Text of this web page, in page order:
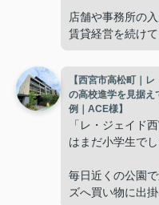
掃除や管理の負
インフィニティ
ークナード西宮
先とのスケジュ
してくださいまし
販売活動では、
ガーデンズ、医
店舗や事務所の
賃貸経営を続け
子どもたちはそ
「将来、このビ
れない。」
と家族で話し合
インフィニティ
【西宮市高松町｜
の高校進学を見据え
例｜ACE様】
「レ・ジェイド
はまだ小学生でし
毎日近くの公園
ズへ買い物に出